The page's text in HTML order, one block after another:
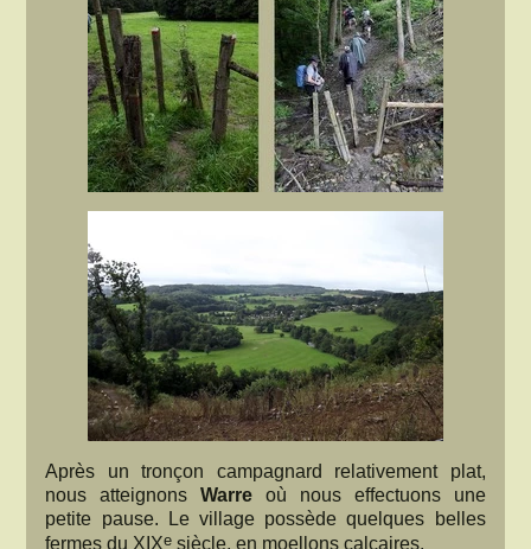
Après un tronçon campagnard relativement plat,
nous atteignonsWarre où nous effectuons une
petite pause. Le village possède quelques belles
fermes du XIXe siècle, en moellons calcaires.